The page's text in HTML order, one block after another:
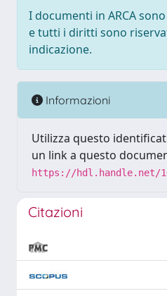
I documenti in ARCA
e tutti i diritti sono
indicazione.
Informazioni
Utilizza questo
un link a questo
https://hdl.handle.net/
Citazioni